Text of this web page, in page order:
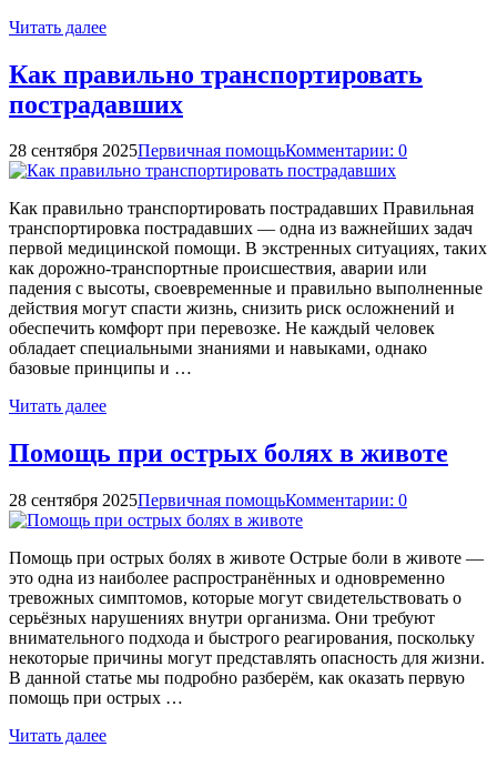
Читать далее
Как правильно транспортировать
пострадавших
28 сентября 2025Первичная помощьКомментарии: 0
Как правильно транспортировать пострадавших Правильная
транспортировка пострадавших — одна из важнейших задач
первой медицинской помощи. В экстренных ситуациях, таких
как дорожно-транспортные происшествия, аварии или
падения с высоты, своевременные и правильно выполненные
действия могут спасти жизнь, снизить риск осложнений и
обеспечить комфорт при перевозке. Не каждый человек
обладает специальными знаниями и навыками, однако
базовые принципы и …
Читать далее
Помощь при острых болях в животе
28 сентября 2025Первичная помощьКомментарии: 0
Помощь при острых болях в животе Острые боли в животе —
это одна из наиболее распространённых и одновременно
тревожных симптомов, которые могут свидетельствовать о
серьёзных нарушениях внутри организма. Они требуют
внимательного подхода и быстрого реагирования, поскольку
некоторые причины могут представлять опасность для жизни.
В данной статье мы подробно разберём, как оказать первую
помощь при острых …
Читать далее